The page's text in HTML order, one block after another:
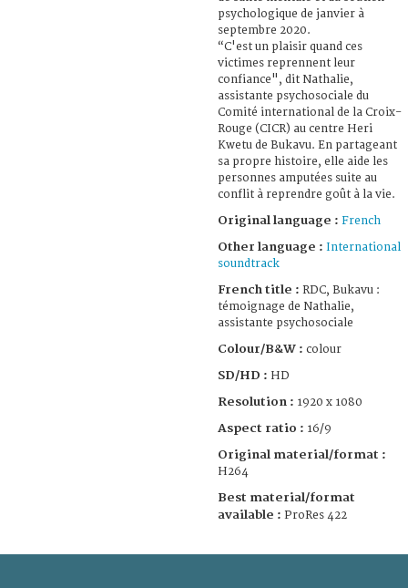
psychologique de janvier à
septembre 2020.
“C'est un plaisir quand ces
victimes reprennent leur
confiance", dit Nathalie,
assistante psychosociale du
Comité international de la Croix-
Rouge (CICR) au centre Heri
Kwetu de Bukavu. En partageant
sa propre histoire, elle aide les
personnes amputées suite au
conflit à reprendre goût à la vie.
Original language : French
Other language : International
soundtrack
French title : RDC, Bukavu :
témoignage de Nathalie,
assistante psychosociale
Colour/B&W : colour
SD/HD : HD
Resolution : 1920 x 1080
Aspect ratio : 16/9
Original material/format :
H264
Best material/format
available : ProRes 422